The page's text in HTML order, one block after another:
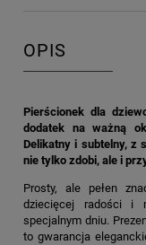
OPIS
Pierścionek dla
dodatek na ważną
Delikatny i subtelny, z
nie tylko zdobi, ale i
Prosty, ale pełen
dziecięcej radości i
specjalnym dniu.
to gwarancja